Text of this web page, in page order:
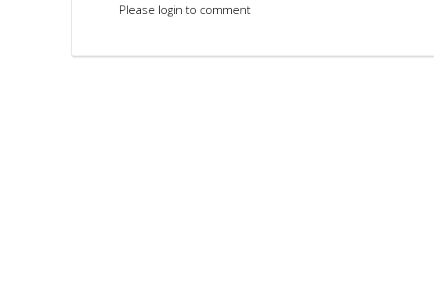
Please login to comment